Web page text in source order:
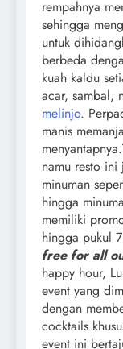
rempahnya
sehingga
untuk
berbeda
kuah kaldu
acar, sambal,
melinjo.
manis
namu resto ini
minuman
hingga
memiliki
hingga pukul
free for all
happy hour,
event yang
dengan
cocktails
event ini